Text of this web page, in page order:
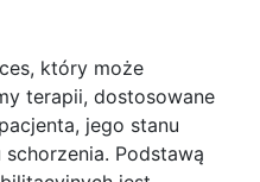
który może
terapii, dostosowane
jego stanu
Podstawą